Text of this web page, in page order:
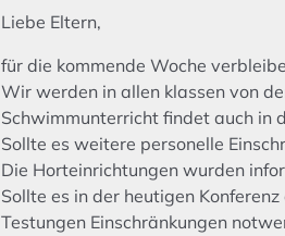
Liebe Eltern,
für die kommende Woche
Wir werden in allen klassen von
Schwimmunterricht findet auch in
Sollte es weitere personelle
Die Horteinrichtungen wurden
Sollte es in der heutigen
Testungen Einschränkungen